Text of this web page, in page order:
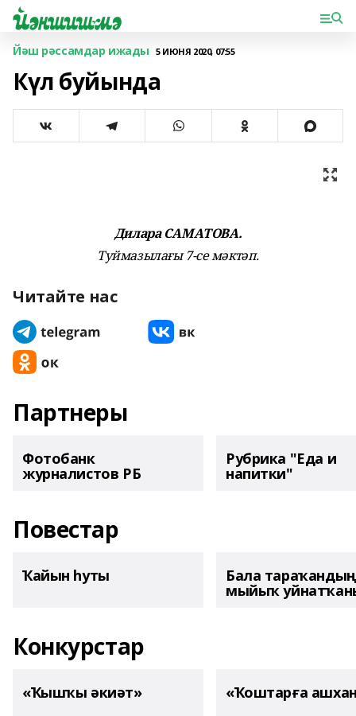
Йәш рәссамдар ижады 5 ИЮНЯ 2020, 07:55
Күл буйында
Дилара САМАТОВА.
Туймазылағы 7-се мәктәп.
Читайте нас
Партнеры
Фотобанк
журналистов РБ
Рубрика "Еда и
напитки"
Повестар
Ҡайын һуты Бала тараҡандың
мыйыҡ
Конкурстар
«Ҡышҡы әкиәт» «Ҡоштарға